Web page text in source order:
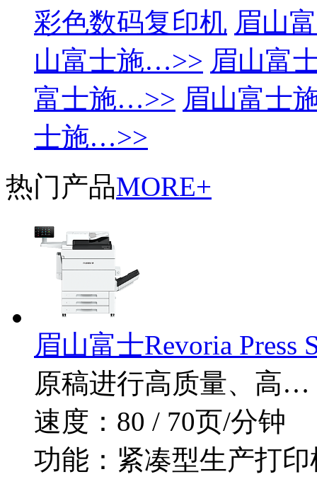
彩色数码复印机 眉山
山富士施…>> 眉山富
富士施…>> 眉山富士
士施…>>
热门产品MORE+
眉山富士Revoria Press
原稿进行高质量、高…
速度：80 / 70页/分钟
功能：紧凑型生产打